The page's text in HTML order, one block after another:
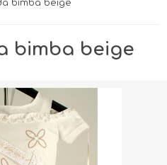
bimba beige
bimba beige